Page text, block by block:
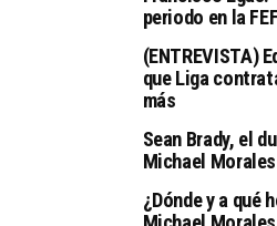
periodo en la
(ENTREVISTA)
que Liga
más
Sean Brady, el
Michael
¿Dónde y a qué